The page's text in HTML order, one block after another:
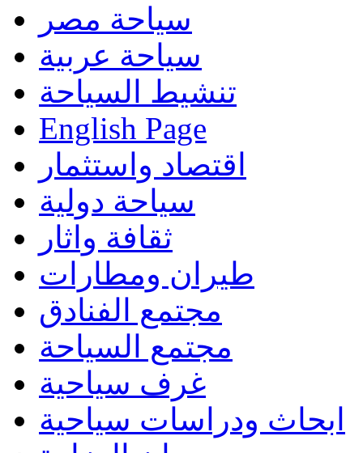
سياحة مصر
سياحة عربية
تنشيط السياحة
English Page
اقتصاد واستثمار
سياحة دولية
ثقافة واثار
طيران ومطارات
مجتمع الفنادق
مجتمع السياحة
غرف سياحية
ابحاث ودراسات سياحية